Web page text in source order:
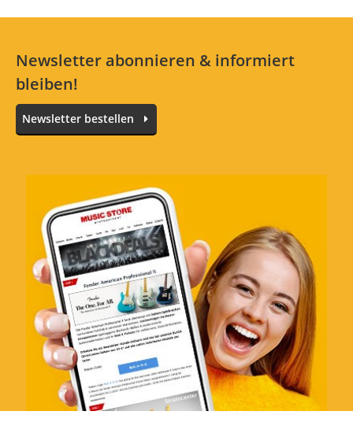
Newsletter abonnieren & informiert
bleiben!
Newsletter bestellen